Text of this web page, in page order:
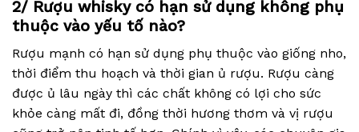
2/ Rượu whisky có hạn sử dụng không phụ
thuộc vào yếu tố nào?
Rượu mạnh có hạn sử dụng phụ thuộc vào giống nho,
thời điểm thu hoạch và thời gian ủ rượu. Rượu càng
được ủ lâu ngày thì các chất không có lợi cho sức
khỏe càng mất đi, đồng thời hương thơm và vị rượu